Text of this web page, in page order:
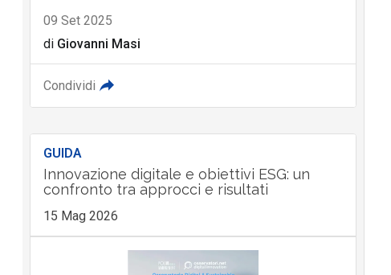
09 Set 2025
di Giovanni Masi
Condividi
GUIDA
Innovazione digitale e obiettivi ESG: un
confronto tra approcci e risultati
15 Mag 2026